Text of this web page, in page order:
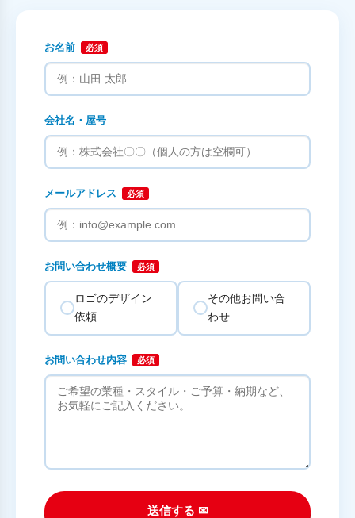
お名前 必須
会社名・屋号
メールアドレス 必須
お問い合わせ概要 必須
ロゴのデザイン
依頼
その他お問い合
わせ
お問い合わせ内容 必須
送信する ✉